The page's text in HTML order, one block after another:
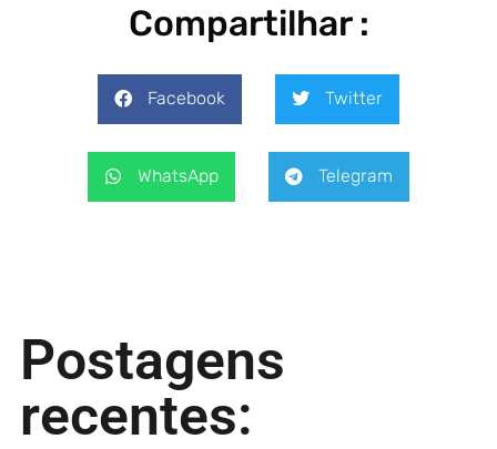
Compartilhar :
Facebook Twitter
WhatsApp Telegram
Postagens
recentes: